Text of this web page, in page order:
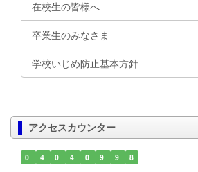
在校生の皆様へ
卒業生のみなさま
学校いじめ防止基本方針
アクセスカウンター
0 4 0 4 0 9 9 8